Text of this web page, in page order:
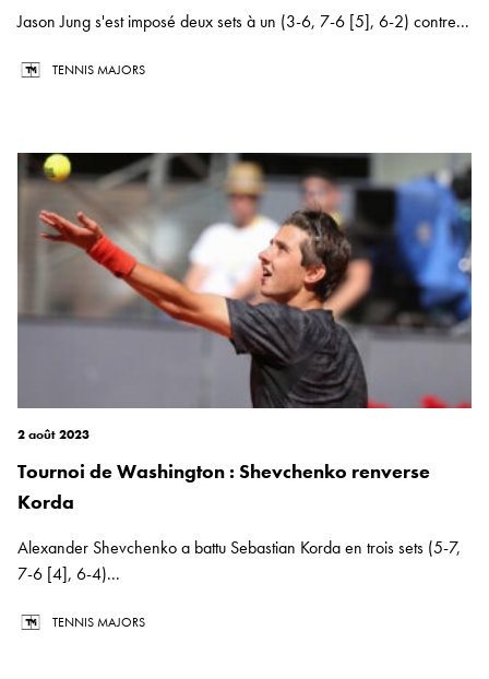
Jason Jung s'est imposé deux sets à un (3-6, 7-6 [5], 6-2) contre...
TENNIS MAJORS
2 août 2023
Tournoi de Washington : Shevchenko renverse
Korda
Alexander Shevchenko a battu Sebastian Korda en trois sets (5-7,
7-6 [4], 6-4)...
TENNIS MAJORS